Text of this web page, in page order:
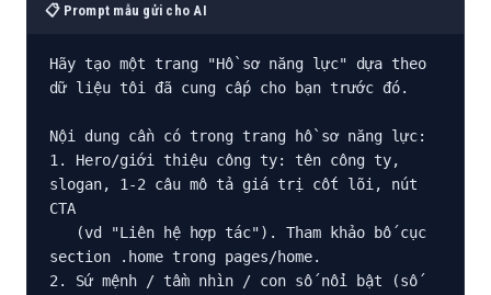
📋 Prompt mẫu gửi cho AI
Hãy tạo một trang "Hồ sơ năng lực" dựa theo
dữ liệu tôi đã cung cấp cho bạn trước đó.
Nội dung cần có trong trang hồ sơ năng lực:
1. Hero/giới thiệu công ty: tên công ty,
slogan, 1-2 câu mô tả giá trị cốt lõi, nút
CTA
section .home trong pages/home.
2. Sứ mệnh / tầm nhìn / con số nổi bật (số